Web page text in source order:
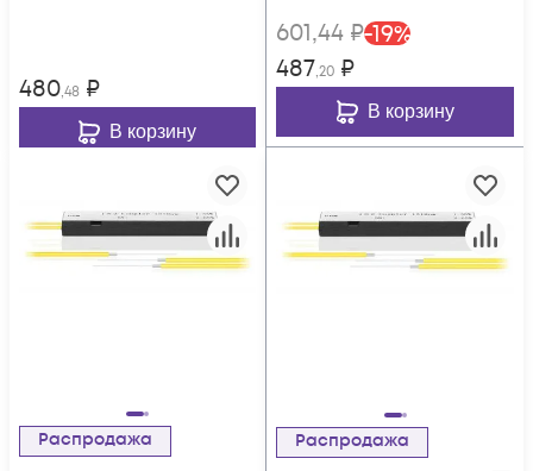
480,48 ₽
В корзину
601,44 ₽-19%
487,20 ₽
В корзину
Распродажа Распродажа